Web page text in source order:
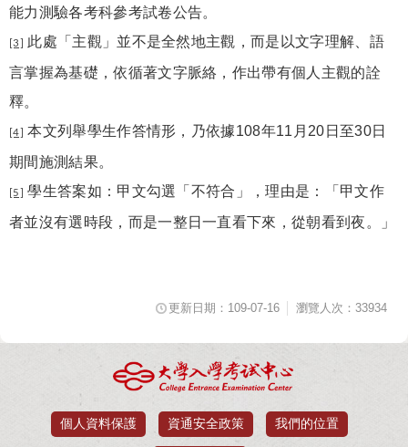
能力測驗各考科參考試卷公告。
[3] 此處「主觀」並不是全然地主觀，而是以文字理解、語
言掌握為基礎，依循著文字脈絡，作出帶有個人主觀的詮
釋。
[4] 本文列舉學生作答情形，乃依據108年11 月 20 日至30日
期間施測結果。
[5] 學生答案如：甲文勾選「不符合」，理由是：「甲文作
者並沒有選時段，而是一整日一直看下來，從朝看到夜。」
更新日期：109-07-16 瀏覽人次：33934
個人資料保護 資通安全政策 我們的位置